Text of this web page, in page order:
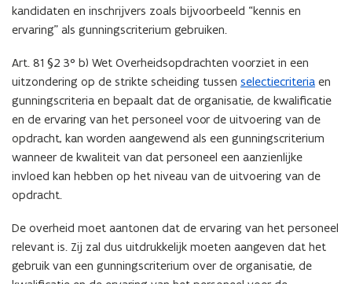
kandidaten en inschrijvers zoals bijvoorbeeld “kennis en
ervaring” als gunningscriterium gebruiken.
Art. 81 §2 3° b) Wet Overheidsopdrachten voorziet in een
uitzondering op de strikte scheiding tussen selectiecriteria en
gunningscriteria en bepaalt dat de organisatie, de kwalificatie
en de ervaring van het personeel voor de uitvoering van de
opdracht, kan worden aangewend als een gunningscriterium
wanneer de kwaliteit van dat personeel een aanzienlijke
invloed kan hebben op het niveau van de uitvoering van de
opdracht.
De overheid moet aantonen dat de ervaring van het personeel
relevant is. Zij zal dus uitdrukkelijk moeten aangeven dat het
gebruik van een gunningscriterium over de organisatie, de